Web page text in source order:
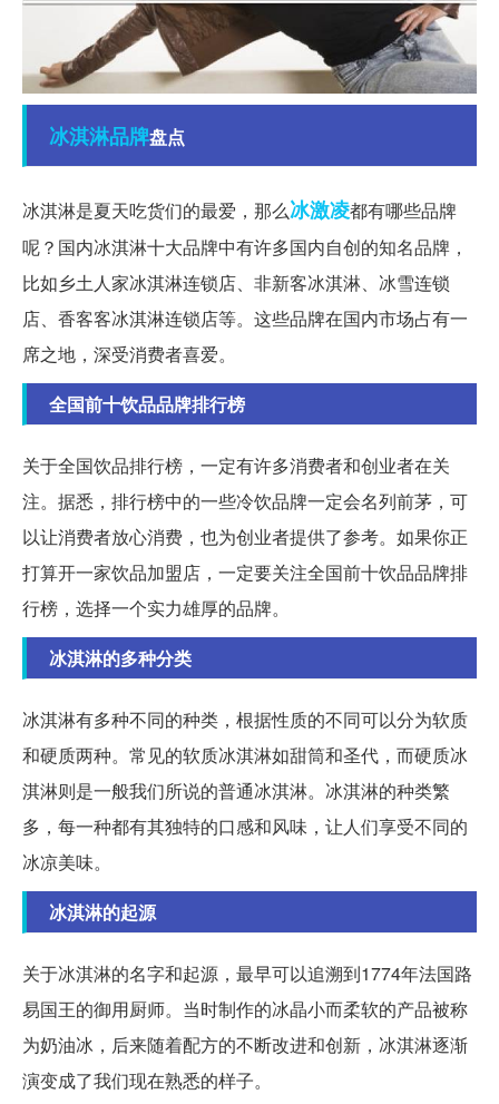
冰淇淋品牌盘点
冰淇淋是夏天吃货们的最爱，那么冰激凌都有哪些品牌
呢？国内冰淇淋十大品牌中有许多国内自创的知名品牌，
比如乡土人家冰淇淋连锁店、非新客冰淇淋、冰雪连锁
店、香客客冰淇淋连锁店等。这些品牌在国内市场占有一
席之地，深受消费者喜爱。
全国前十饮品品牌排行榜
关于全国饮品排行榜，一定有许多消费者和创业者在关
注。据悉，排行榜中的一些冷饮品牌一定会名列前茅，可
以让消费者放心消费，也为创业者提供了参考。如果你正
打算开一家饮品加盟店，一定要关注全国前十饮品品牌排
行榜，选择一个实力雄厚的品牌。
冰淇淋的多种分类
冰淇淋有多种不同的种类，根据性质的不同可以分为软质
和硬质两种。常见的软质冰淇淋如甜筒和圣代，而硬质冰
淇淋则是一般我们所说的普通冰淇淋。冰淇淋的种类繁
多，每一种都有其独特的口感和风味，让人们享受不同的
冰凉美味。
冰淇淋的起源
关于冰淇淋的名字和起源，最早可以追溯到1774年法国路
易国王的御用厨师。当时制作的冰晶小而柔软的产品被称
为奶油冰，后来随着配方的不断改进和创新，冰淇淋逐渐
演变成了我们现在熟悉的样子。